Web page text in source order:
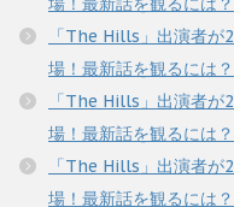
「The Hills」出演者
場！最新話を観るには？
「The Hills」出演者
場！最新話を観るには？
「The Hills」出演者
場！最新話を観るには？